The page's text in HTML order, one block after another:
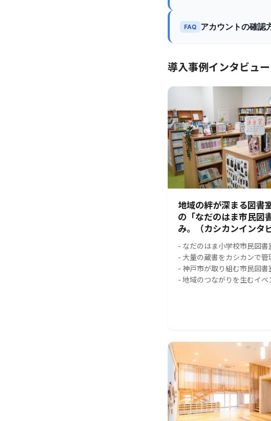
FAQ アカウントの確認
導入事例インタビュー
地域の絆が深まる図書
の「なだのはま市民図
み。（カシカンインタ
- なだのはま小学校市民図書
- 大量の蔵書をカシカンで管
- 神戸市が取り組む市民図書
- 地域のつながりを生むイベ